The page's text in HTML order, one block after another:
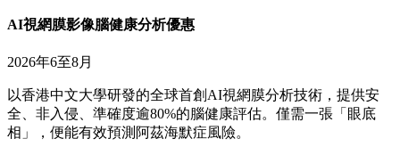
AI視網膜影像腦健康分析優惠
2026年6至8月
以香港中文大學研發的全球首創AI視網膜分析技術，提供安
全、非入侵、準確度逾80%的腦健康評估。僅需一張「眼底
相」，便能有效預測阿茲海默症風險。